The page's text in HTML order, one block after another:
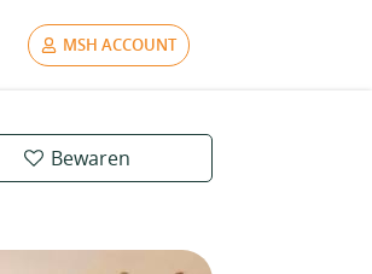
MSH ACCOUNT
Bewaren